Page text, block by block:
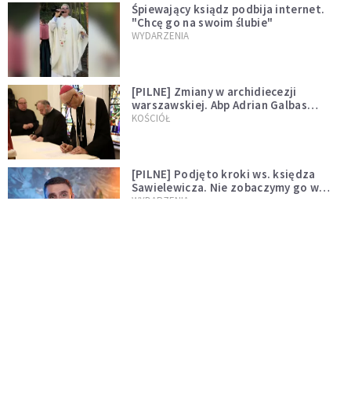
Śpiewający ksiądz podbija internet.
"Chcę go na swoim ślubie"
WYDARZENIA
[PILNE] Zmiany w archidiecezji
warszawskiej. Abp Adrian Galbas
wręczył dekrety nowym proboszczom
KOŚCIÓŁ
[PILNE] Podjęto kroki ws. księdza
Sawielewicza. Nie zobaczymy go w
mediach
WYDARZENIA